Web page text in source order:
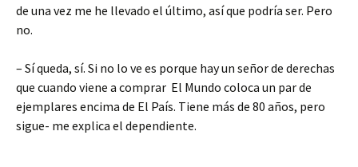
de una vez me he llevado el último, así que podría ser. Pero
no.
– Sí queda, sí. Si no lo ve es porque hay un señor de derechas
que cuando viene a comprar El Mundo coloca un par de
ejemplares encima de El País. Tiene más de 80 años, pero
sigue- me explica el dependiente.